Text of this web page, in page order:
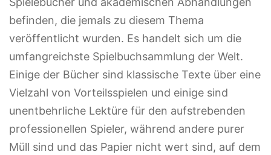
befinden, die jemals zu diesem Thema
veröffentlicht wurden. Es handelt sich um die
umfangreichste Spielbuchsammlung der Welt.
Einige der Bücher sind klassische Texte über eine
Vielzahl von Vorteilsspielen und einige sind
unentbehrliche Lektüre für den aufstrebenden
professionellen Spieler, während andere purer
Müll sind und das Papier nicht wert sind, auf dem